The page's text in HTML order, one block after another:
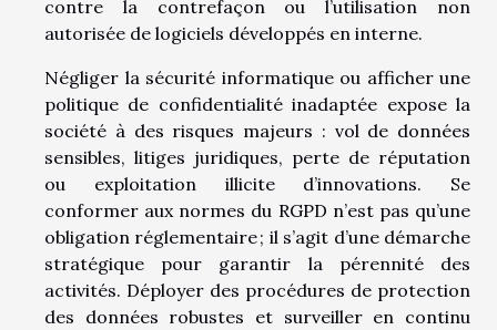
contre la contrefaçon ou l’utilisation non
autorisée de logiciels développés en interne.
Négliger la sécurité informatique ou afficher une
politique de confidentialité inadaptée expose la
société à des risques majeurs : vol de données
sensibles, litiges juridiques, perte de réputation
ou exploitation illicite d’innovations. Se
conformer aux normes du RGPD n’est pas qu’une
obligation réglementaire ; il s’agit d’une démarche
stratégique pour garantir la pérennité des
activités. Déployer des procédures de protection
des données robustes et surveiller en continu